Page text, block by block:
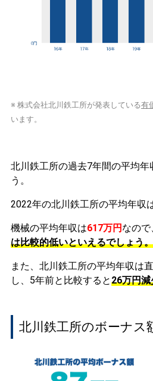
※ 株式会社北川鉄工所が発表している有
います。
北川鉄工所の過去7年間の平均年
う。
2022年の北川鉄工所の平均年収
機械の平均年収は617万円 なので
は比較的低いといえるでしょう。
また、北川鉄工所の平均年収は
し、5年前と比較すると26万円減
北川鉄工所のボーナス